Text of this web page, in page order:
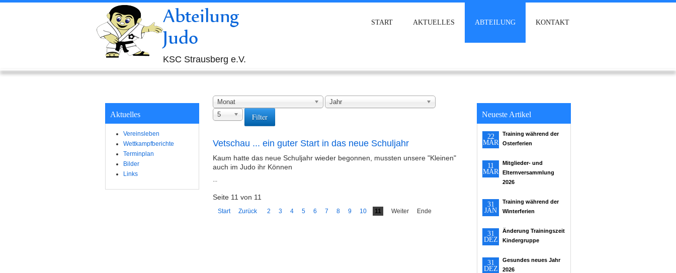
Abteilung
Judo
KSC Strausberg e.V.
START AKTUELLES ABTEILUNG KONTAKT
Aktuelles
Vereinsleben
Wettkampfberichte
Terminplan
Bilder
Links
Monat
Jahr
5
Filter
Vetschau ... ein guter Start in das neue Schuljahr
Kaum hatte das neue Schuljahr wieder begonnen, mussten unsere "Kleinen"
auch im Judo ihr Können
...
Seite 11 von 11
Start Zurück 2 3 4 5 6 7 8 9 10 11 Weiter Ende
Neueste Artikel
22
MÄR
Training während der
Osterferien
11
MÄR
Mitglieder- und
Elternversammlung
2026
31
JAN
Training während der
Winterferien
31
DEZ
Änderung Trainingszeit
Kindergruppe
31
DEZ
Gesundes neues Jahr
2026